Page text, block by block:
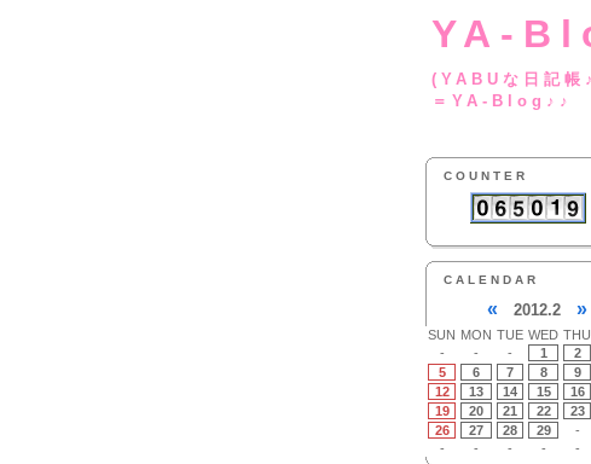
YA-
(YABU
＝YA-Blog♪♪
COUNTER
CALENDAR
« 2012.2 »
SUN MON TUE WED THU
-
- - 1 2
5
6 7 8 9
12
13 14 15 16
19
20 21 22 23
26
27 28 29 -
-
- - - -